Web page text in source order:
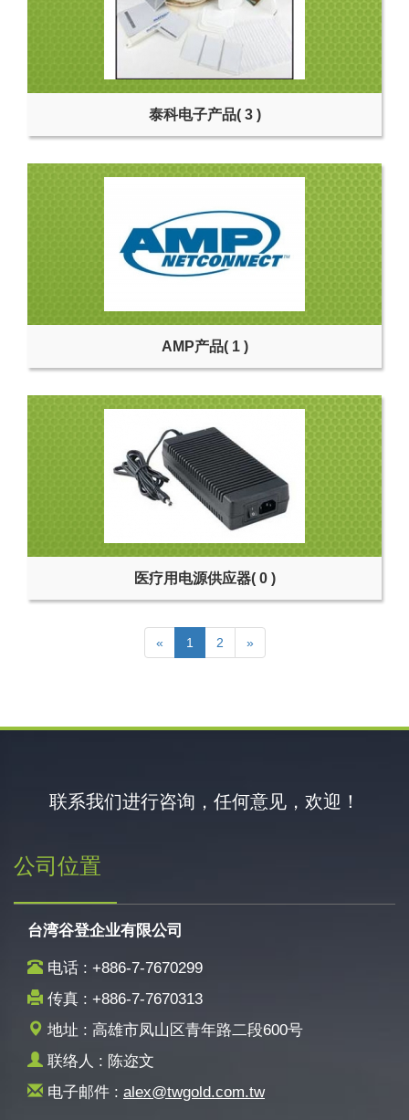
泰科电子产品( 3 )
AMP产品( 1 )
医疗用电源供应器( 0 )
« 1 2 »
联系我们进行咨询，任何意见，欢迎！
公司位置
台湾谷登企业有限公司
电话 : +886-7-7670299
传真 : +886-7-7670313
地址 : 高雄市凤山区青年路二段600号
联络人 : 陈迩文
电子邮件 : alex@twgold.com.tw